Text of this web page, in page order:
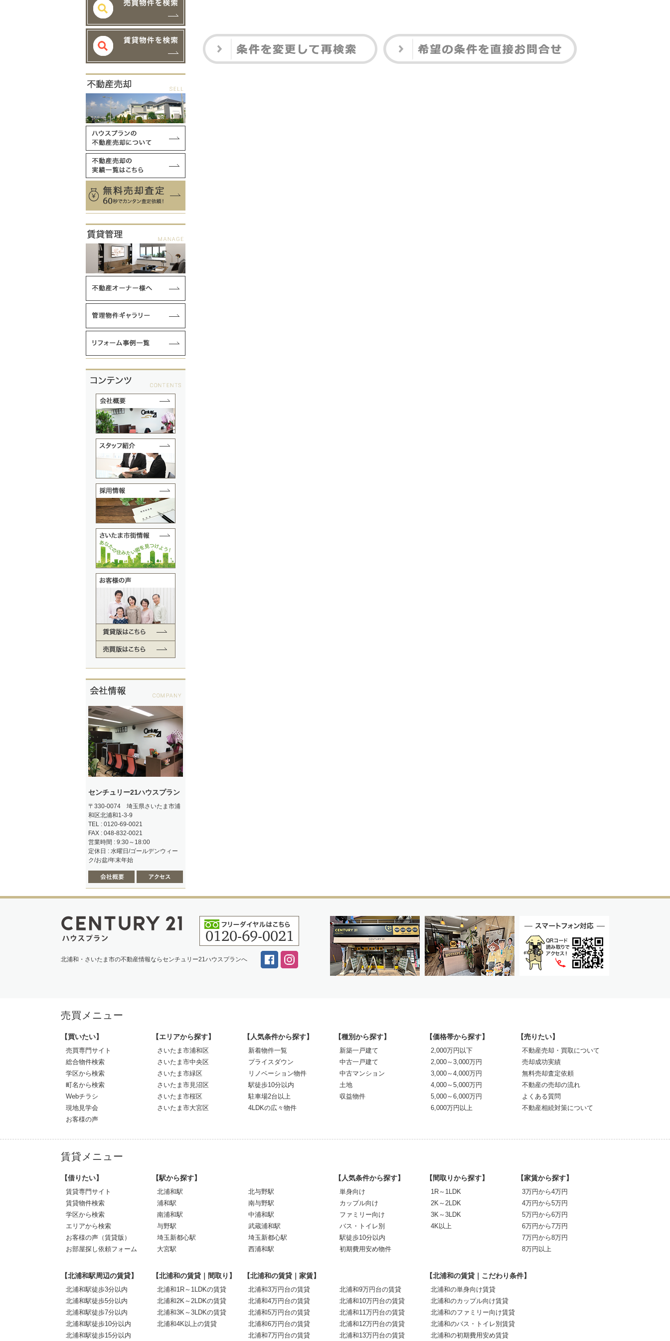
センチュリー21ハウスプラン
〒330-0074 埼玉県さいたま市浦
和区北浦和1-3-9
TEL : 0120-69-0021
FAX : 048-832-0021
営業時間 : 9:30～18:00
定休日 : 水曜日/ゴールデンウィー
ク/お盆/年末年始
北浦和・さいたま市の不動産情報ならセンチュリー21ハウスプランへ
売買メニュー
【買いたい】
売買専門サイト
総合物件検索
学区から検索
町名から検索
Webチラシ
現地見学会
お客様の声
【エリアから探す】
さいたま市浦和区
さいたま市中央区
さいたま市緑区
さいたま市見沼区
さいたま市桜区
さいたま市大宮区
【人気条件から探す】
新着物件一覧
プライスダウン
リノベーション物件
駅徒歩10分以内
駐車場2台以上
4LDKの広々物件
【種別から探す】
新築一戸建て
中古一戸建て
中古マンション
土地
収益物件
【価格帯から探す】
2,000万円以下
2,000～3,000万円
3,000～4,000万円
4,000～5,000万円
5,000～6,000万円
6,000万円以上
【売りたい】
不動産売却・買取について
売却成功実績
無料売却査定依頼
不動産の売却の流れ
よくある質問
不動産相続対策について
賃貸メニュー
【借りたい】
賃貸専門サイト
賃貸物件検索
学区から検索
エリアから検索
お客様の声（賃貸版）
お部屋探し依頼フォーム
【駅から探す】
北浦和駅
浦和駅
南浦和駅
与野駅
埼玉新都心駅
大宮駅
北与野駅
南与野駅
中浦和駅
武蔵浦和駅
埼玉新都心駅
西浦和駅
【人気条件から探す】
単身向け
カップル向け
ファミリー向け
バス・トイレ別
駅徒歩10分以内
初期費用安め物件
【間取りから探す】
1R～1LDK
2K～2LDK
3K～3LDK
4K以上
【家賃から探す】
3万円から4万円
4万円から5万円
5万円から6万円
6万円から7万円
7万円から8万円
8万円以上
【北浦和駅周辺の賃貸】
北浦和駅徒歩3分以内
北浦和駅徒歩5分以内
北浦和駅徒歩7分以内
北浦和駅徒歩10分以内
北浦和駅徒歩15分以内
【北浦和の賃貸｜間取り】
北浦和1R～1LDKの賃貸
北浦和2K～2LDKの賃貸
北浦和3K～3LDKの賃貸
北浦和4K以上の賃貸
【北浦和の賃貸｜家賃】
北浦和3万円台の賃貸
北浦和4万円台の賃貸
北浦和5万円台の賃貸
北浦和6万円台の賃貸
北浦和7万円台の賃貸
北浦和9万円台の賃貸
北浦和10万円台の賃貸
北浦和11万円台の賃貸
北浦和12万円台の賃貸
北浦和13万円台の賃貸
【北浦和の賃貸｜こだわり条件】
北浦和の単身向け賃貸
北浦和のカップル向け賃貸
北浦和のファミリー向け賃貸
北浦和のバス・トイレ別賃貸
北浦和の初期費用安め賃貸